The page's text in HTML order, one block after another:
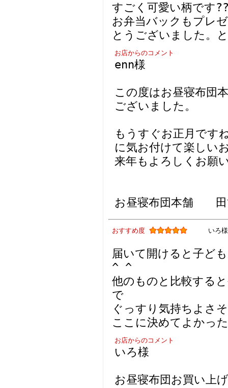
すごく可愛い柄です
お弁当バックもプレ
とうございました。
お店からのコメント
enn様
この度はお昼寝布団
ございました。
もうすぐお正月です
に気お付けて楽しい
来年もよろしくお願
お昼寝布団本舗 田
おすすめ度 いろ様
届いて開けると子ど
^ ^
他のものと比較する
で
ぐっすり気持ちよさ
ここに決めてよかっ
お店からのコメント
いろ様
お昼寝布団お買い上